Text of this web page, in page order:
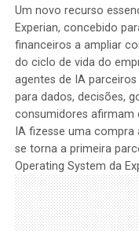
Um novo recurso
Experian, concebido
financeiros a ampliar
do ciclo de vida do
agentes de IA
para dados, decisões,
consumidores afirmam
IA fizesse uma
se torna a primeira
Operating System da